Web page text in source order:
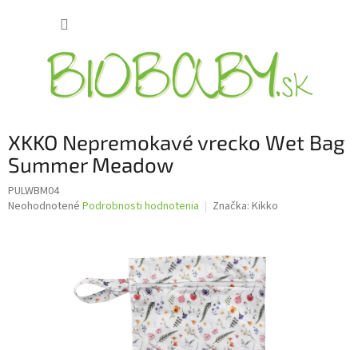
XKKO Nepremokavé vrecko Wet Bag
Summer Meadow
PULWBM04
Priemerné
Neohodnotené Podrobnosti hodnotenia Značka: Kikko